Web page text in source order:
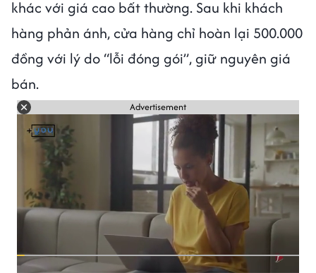
khác với giá cao bất thường. Sau khi khách
hàng phản ánh, cửa hàng chỉ hoàn lại 500.000
đồng với lý do “lỗi đóng gói”, giữ nguyên giá
bán.
Advertisement